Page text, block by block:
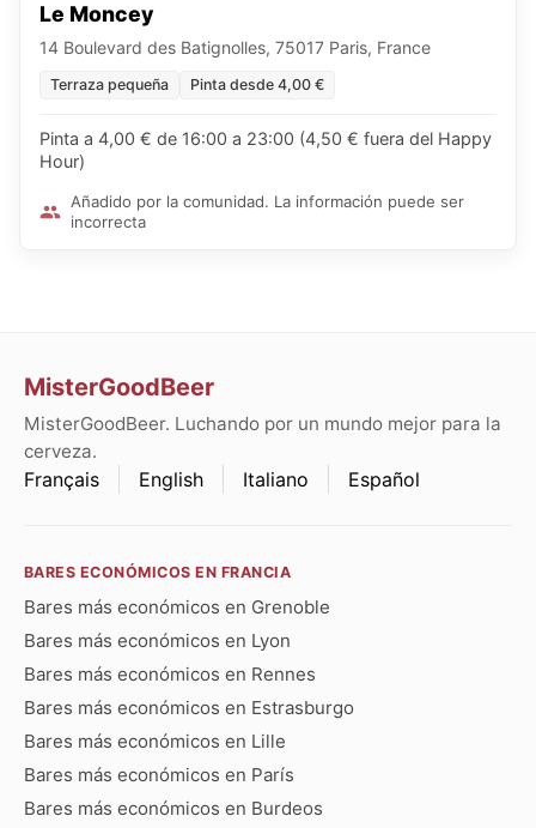
Le Moncey
14 Boulevard des Batignolles, 75017 Paris, France
Terraza pequeña Pinta desde 4,00 €
Pinta a 4,00 € de 16:00 a 23:00 (4,50 € fuera del Happy
Hour)
Añadido por la comunidad. La información puede ser
incorrecta
MisterGoodBeer
MisterGoodBeer. Luchando por un mundo mejor para la
cerveza.
Français English Italiano Español
BARES ECONÓMICOS EN FRANCIA
Bares más económicos en Grenoble
Bares más económicos en Lyon
Bares más económicos en Rennes
Bares más económicos en Estrasburgo
Bares más económicos en Lille
Bares más económicos en París
Bares más económicos en Burdeos